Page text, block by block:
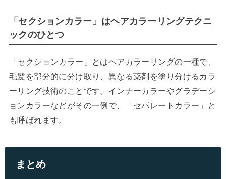
「セクションカラー」はヘアカラーリングテクニ
ックのひとつ
「セクションカラー」とはヘアカラーリングの一種で、
毛髪を部分的に分け取り、異なる薬剤を塗り分けるカラ
ーリング技術のことです。インナーカラーやグラデーシ
ョンカラーなどがその一例で、「セパレートカラー」と
も呼ばれます。
まとめ